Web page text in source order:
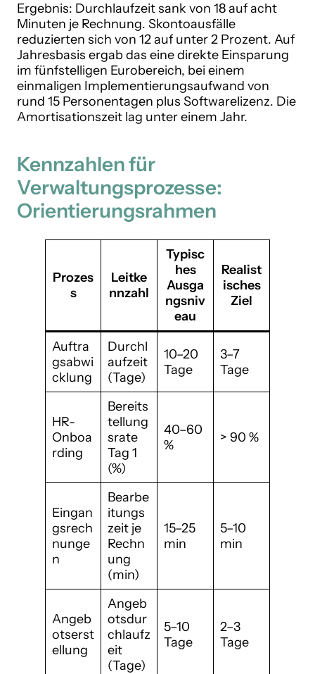
Ergebnis: Durchlaufzeit sank von 18 auf acht
Minuten je Rechnung. Skontoausfälle
reduzierten sich von 12 auf unter 2 Prozent. Auf
Jahresbasis ergab das eine direkte Einsparung
im fünfstelligen Eurobereich, bei einem
einmaligen Implementierungsaufwand von
rund 15 Personentagen plus Softwarelizenz. Die
Amortisationszeit lag unter einem Jahr.
Kennzahlen für
Verwaltungsprozesse:
Orientierungsrahmen
Prozes
s
Leitke
nnzahl
Typisc
hes
Ausga
ngsniv
eau
Realist
isches
Ziel
Auftra
gsabwi
cklung
Durchl
aufzeit
(Tage)
10–20
Tage
3–7
Tage
HR-
Onboa
rding
Bereits
tellung
srate
Tag 1
(%)
40–60
%
> 90 %
Eingan
gsrech
nunge
n
Bearbe
itungs
zeit je
Rechn
ung
(min)
15–25
min
5–10
min
Angeb
otserst
ellung
Angeb
otsdur
chlaufz
eit
(Tage)
5–10
Tage
2–3
Tage